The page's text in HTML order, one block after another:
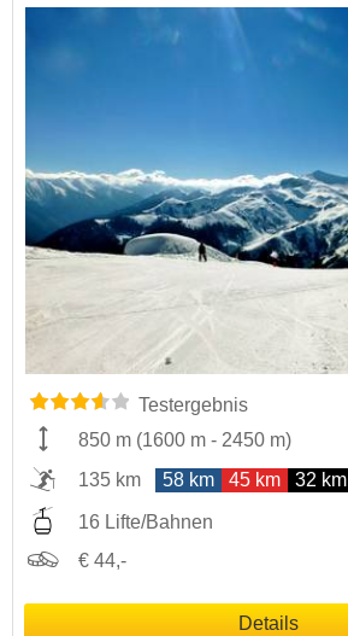
Testergebnis
850 m (1600 m - 2450 m)
135 km
58 km 45 km 32 km
16 Lifte/Bahnen
€ 44,-
Details